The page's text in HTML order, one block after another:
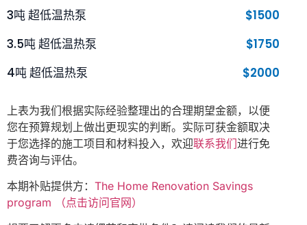
3吨 超低温热泵
$1500
3.5吨 超低温热泵
$1750
4吨 超低温热泵
$2000
上表为我们根据实际经验整理出的合理期望金额，以便
您在预算规划上做出更现实的判断。实际可获金额取决
于您选择的施工项目和材料投入，欢迎联系我们进行免
费咨询与评估。
本期补贴提供方： The Home Renovation Savings
program （点击访问官网）